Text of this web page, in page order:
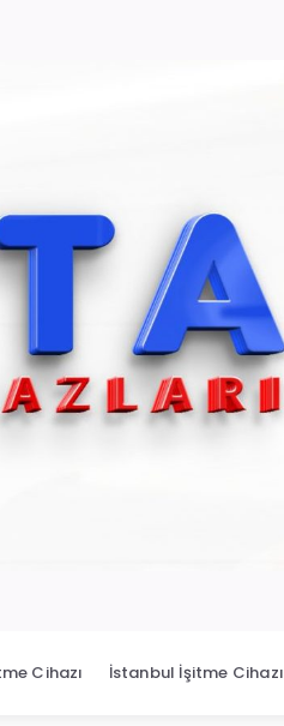
Cihazı İstanbul İşitme Cihazı